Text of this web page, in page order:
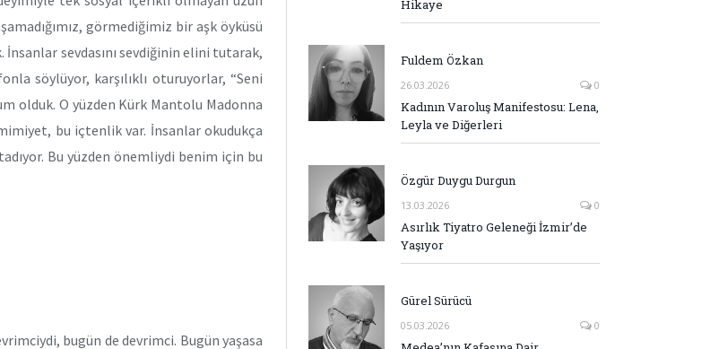
görmediğimiz bir aşk öyküsü
sevdasını sevdiğinin elini tutarak,
söylüyor, karşılıklı oturuyorlar, “Seni
olduk. O yüzden Kürk Mantolu Madonna
bu içtenlik var. İnsanlar okudukça
Bu yüzden önemliydi benim için bu
bugün de devrimci. Bugün yaşasa
Hikaye
Fuldem Özkan
26.03.2026 0
Kadının Varoluş Manifestosu: Lena,
Leyla ve Diğerleri
Özgür Duygu Durgun
13.03.2026 0
Asırlık Tiyatro Geleneği İzmir’de
Yaşıyor
Gürel Sürücü
05.03.2026 0